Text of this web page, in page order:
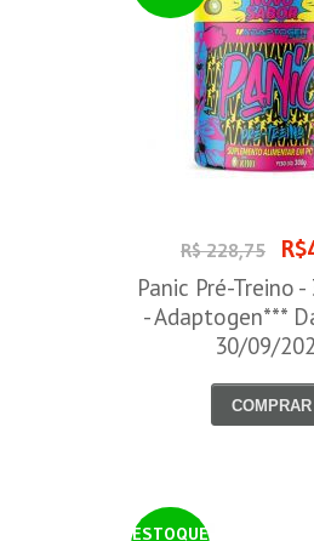
R$ 228,75
Panic Pré-Treino
- Adaptogen***
30/09/
COMPRAR
ESTOQUE